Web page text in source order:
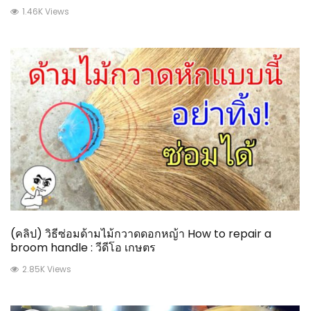
1.46K Views
(คลิป) วิธีซ่อมด้ามไม้กวาดดอกหญ้า How to repair a
broom handle : วีดีโอ เกษตร
2.85K Views